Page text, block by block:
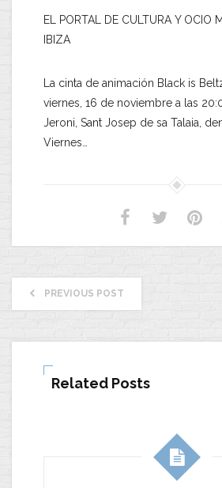
EL PORTAL DE CULTURA Y OCIO
IBIZA
La cinta de animación Black is
viernes, 16 de noviembre a las
Jeroni, Sant Josep de sa Talaia,
Viernes…
PREVIOUS POST
Related Posts